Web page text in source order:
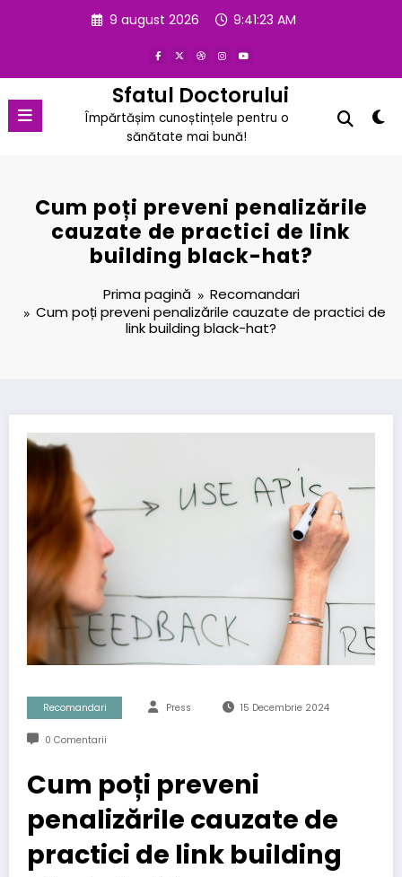
9 august 2026 9:41:23 AM
Sfatul Doctorului
Împărtășim cunoștințele pentru o
sănătate mai bună!
Cum poți preveni penalizările
cauzate de practici de link
building black-hat?
Prima pagină
Recomandari
Cum poți preveni penalizările cauzate de practici de
link building black-hat?
Recomandari Press 15 Decembrie 2024
0 Comentarii
Cum poți preveni
penalizările cauzate de
practici de link building